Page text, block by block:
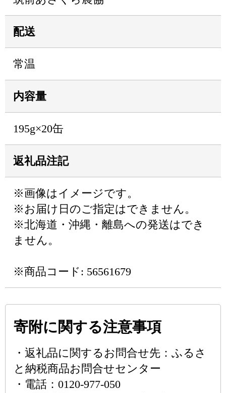
配送
常温
内容量
195g×20缶
返礼品注記
※画像はイメージです。
※お届け日のご指定はできません。
※北海道・沖縄・離島への発送はでき
ません。
※商品コード: 56561679
寄附に関する注意事項
・返礼品に関するお問合せ先：ふるさ
と納税商品お問合せセンター
・電話：0120-977-050